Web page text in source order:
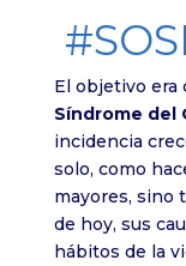
El objetivo era
Síndrome del
incidencia
solo, como
mayores, sino
de hoy, sus
hábitos de la